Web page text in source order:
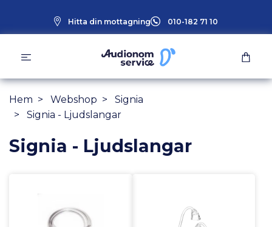
Hitta din mottagning 010-182 71 10
Hem Webshop
Signia
Signia - Ljudslangar
Signia - Ljudslangar